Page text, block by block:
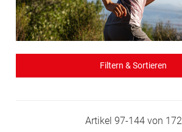
Filtern & Sortieren
Artikel 97-144von 172